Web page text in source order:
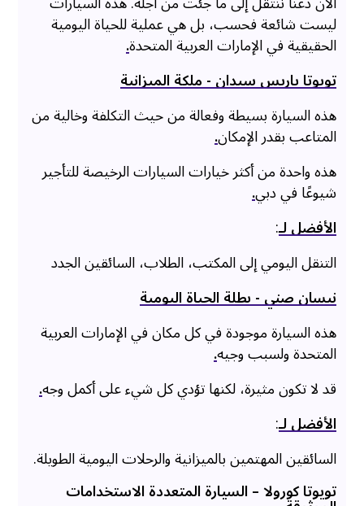
ليست شائعة فحسب، بل هي عملية للحياة اليومية
الحقيقية في الإمارات العربية المتحدة.
تويوتا ياريس سيدان - ملكة الميزانية
هذه السيارة بسيطة وفعالة من حيث التكلفة وخالية من
المتاعب بقدر الإمكان.
هذه واحدة من أكثر خيارات السيارات الرخيصة للتأجير
شيوعًا في دبي.
الأفضل لـ:
التنقل اليومي إلى المكتب، الطلاب، السائقين الجدد
نيسان صني - بطلة الحياة اليومية
هذه السيارة موجودة في كل مكان في الإمارات العربية
المتحدة ولسبب وجيه.
قد لا تكون مثيرة، لكنها تؤدي كل شيء على أكمل وجه.
الأفضل لـ:
السائقين المهتمين بالميزانية والرحلات اليومية الطويلة.
تويوتا كورولا – السيارة المتعددة الاستخدامات